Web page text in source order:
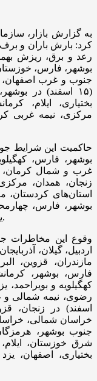
به گزارش بازار،
کرد: بارش باران و
بوشهر، فارس،
جنوب و غرب اصفهان،
(۱۵ اسفند) در
بختیاری، ایلام،
مرکزی، نیمه غربی
بوشهر، فارس،
غرب و شمال کرمان،
استان‌های کردستان،
بوشهر، فارس،
یزد و نیمه غربی اصفهان دور از انتظار نیست.
اردبیل، گیلان،
مازندران، قزوین،
فارس، بوشهر،
کهگیلویه و بویراحمد،
اسفند) در زنجان،
خراسان شمالی،
جنوب بوشهر،
شرق خوزستان، ایلام،
بختیاری، اصفهان،